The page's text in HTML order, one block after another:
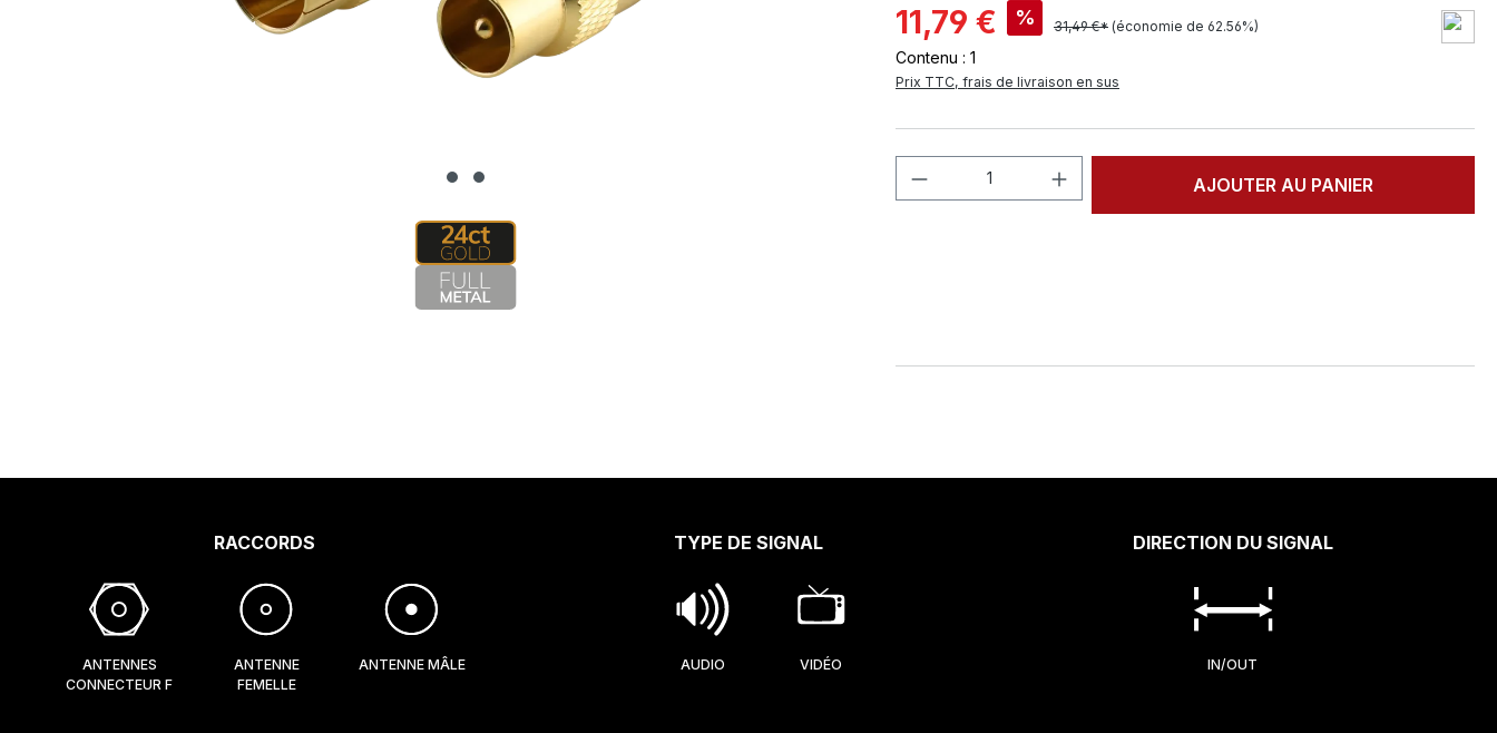
11,79 € % 31,49 €* (économie de 62.56%)
Contenu : 1
Prix TTC, frais de livraison en sus
Quantité de produit : Entrez la quantité
AJOUTER AU PANIER
RACCORDS
ANTENNES
CONNECTEUR F
ANTENNE
FEMELLE
ANTENNE MÂLE
TYPE DE SIGNAL
AUDIO VIDÉO
DIRECTION DU SIGNAL
IN/OUT